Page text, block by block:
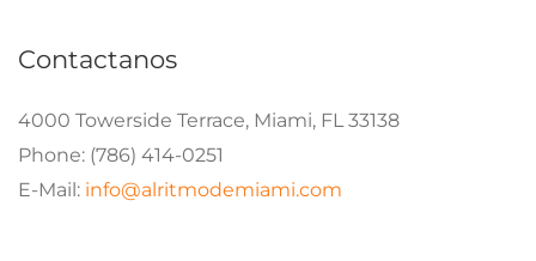
clave de la MLS NEXT Pro
agosto 6, 2026